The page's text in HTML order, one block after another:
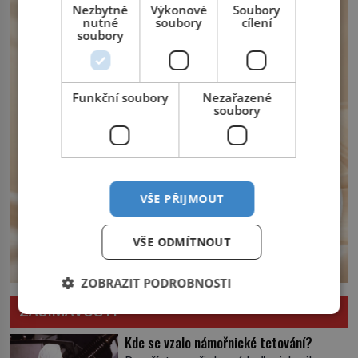
opatření, která mají posílit obranu jeho
království. Zajistit hodlá především
ZAJÍMAVOSTI
Kde se vzalo námořnické tetování?
Nezbytně
nutné
soubory
Výkonové
soubory
Soubory
cílení
Funkční soubory
Nezařazené
soubory
VŠE PŘIJMOUT
VŠE ODMÍTNOUT
ZOBRAZIT PODROBNOSTI